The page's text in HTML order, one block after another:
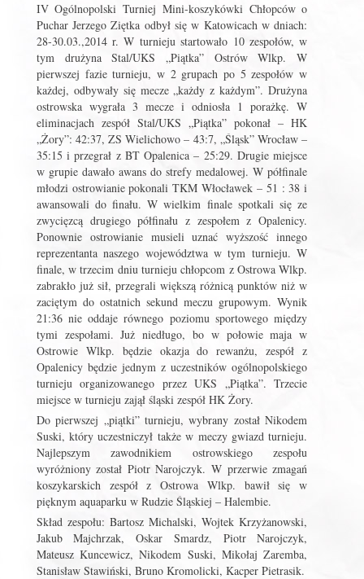
IV Ogólnopolski Turniej Mini-koszykówki Chłopców o
Puchar Jerzego Ziętka odbył się w Katowicach w dniach:
28-30.03.,2014 r. W turnieju startowało 10 zespołów, w
tym drużyna Stal/UKS „Piątka” Ostrów Wlkp. W
pierwszej fazie turnieju, w 2 grupach po 5 zespołów w
każdej, odbywały się mecze „każdy z każdym”. Drużyna
ostrowska wygrała 3 mecze i odniosła 1 porażkę. W
eliminacjach zespół Stal/UKS „Piątka” pokonał – HK
„Żory”: 42:37, ZS Wielichowo – 43:7, „Śląsk” Wrocław –
35:15 i przegrał z BT Opalenica – 25:29. Drugie miejsce
w grupie dawało awans do strefy medalowej. W półfinale
młodzi ostrowianie pokonali TKM Włocławek – 51 : 38 i
awansowali do finału. W wielkim finale spotkali się ze
zwycięzcą drugiego półfinału z zespołem z Opalenicy.
Ponownie ostrowianie musieli uznać wyższość innego
reprezentanta naszego województwa w tym turnieju. W
finale, w trzecim dniu turnieju chłopcom z Ostrowa Wlkp.
zabrakło już sił, przegrali większą różnicą punktów niż w
zaciętym do ostatnich sekund meczu grupowym. Wynik
21:36 nie oddaje równego poziomu sportowego między
tymi zespołami. Już niedługo, bo w połowie maja w
Ostrowie Wlkp. będzie okazja do rewanżu, zespół z
Opalenicy będzie jednym z uczestników ogólnopolskiego
turnieju organizowanego przez UKS „Piątka”. Trzecie
miejsce w turnieju zajął śląski zespół HK Żory.
Do pierwszej „piątki” turnieju, wybrany został Nikodem
Suski, który uczestniczył także w meczy gwiazd turnieju.
Najlepszym zawodnikiem ostrowskiego zespołu
wyróżniony został Piotr Narojczyk. W przerwie zmagań
koszykarskich zespół z Ostrowa Wlkp. bawił się w
pięknym aquaparku w Rudzie Śląskiej – Halembie.
Skład zespołu: Bartosz Michalski, Wojtek Krzyżanowski,
Jakub Majchrzak, Oskar Smardz, Piotr Narojczyk,
Mateusz Kuncewicz, Nikodem Suski, Mikołaj Zaremba,
Stanisław Stawiński, Bruno Kromolicki, Kacper Pietrasik.